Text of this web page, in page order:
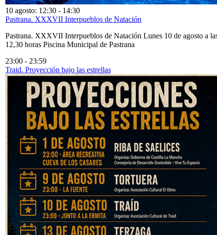
10 agosto: 12:30 - 14:30
Pastrana. XXXVII Interpueblos de Natación
Pastrana. XXXVII Interpueblos de Natación Lunes 10 de agosto a
12,30 horas Piscina Municipal de Pastrana
23:00 - 23:59
Traid. Proyección bajo las estrellas